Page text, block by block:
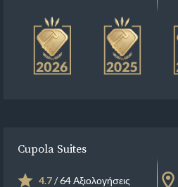
Cupola Suites
4.7/ 64 Αξιολογήσεις